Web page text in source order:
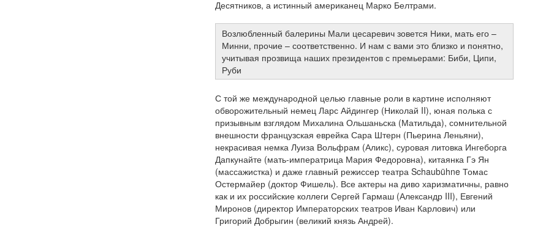
Десятников, а истинный американец Марко Белтрами.
Возлюбленный балерины Мали цесаревич зовется Ники, мать его –
Минни, прочие – соответственно. И нам с вами это близко и понятно,
учитывая прозвища наших президентов с премьерами: Биби, Ципи,
Руби
С той же международной целью главные роли в картине исполняют
обворожительный немец Ларс Айдингер (Николай II), юная полька с
призывным взглядом Михалина Ольшаньска (Матильда), сомнительной
внешности французская еврейка Сара Штерн (Пьерина Леньяни),
некрасивая немка Луиза Вольфрам (Аликс), суровая литовка Ингеборга
Дапкунайте (мать-императрица Мария Федоровна), китаянка Гэ Ян
(массажистка) и даже главный режиссер театра Schaubühne Томас
Остермайер (доктор Фишель). Все актеры на диво харизматичны, равно
как и их российские коллеги Сергей Гармаш (Александр III), Евгений
Миронов (директор Императорских театров Иван Карлович) или
Григорий Добрыгин (великий князь Андрей).